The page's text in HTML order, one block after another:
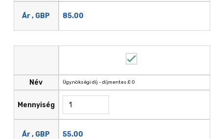
Ár , GBP 85.00
Név
Mennyiség
Ár , GBP
Ügynökségi díj - díjmentes £ 0
55.00